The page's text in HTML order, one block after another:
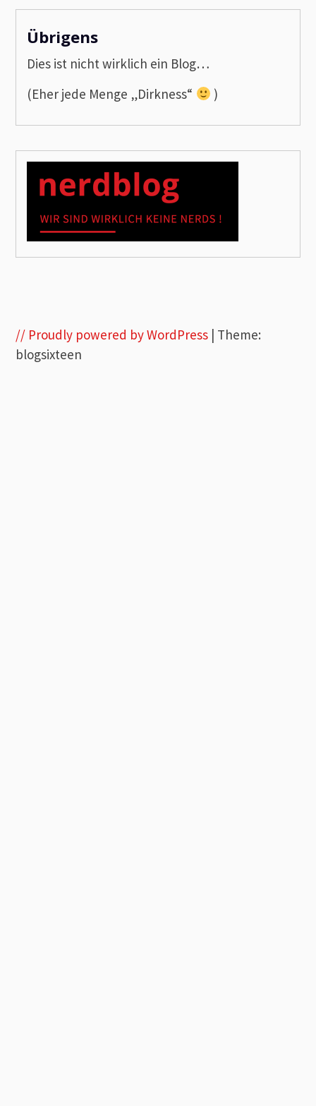
Übrigens
Dies ist nicht wirklich ein Blog…
(Eher jede Menge „Dirkness“
)
// Proudly powered by WordPress | Theme:
blogsixteen